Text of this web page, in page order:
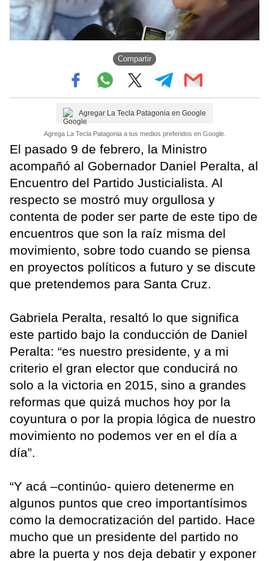
Compartir
Agregar La Tecla Patagonia en Google
Agrega La Tecla Patagonia a tus medios preferidos en Google.
El pasado 9 de febrero, la Ministro
acompañó al Gobernador Daniel Peralta, al
Encuentro del Partido Justicialista. Al
respecto se mostró muy orgullosa y
contenta de poder ser parte de este tipo de
encuentros que son la raíz misma del
movimiento, sobre todo cuando se piensa
en proyectos políticos a futuro y se discute
que pretendemos para Santa Cruz.
Gabriela Peralta, resaltó lo que significa
este partido bajo la conducción de Daniel
Peralta: “es nuestro presidente, y a mi
criterio el gran elector que conducirá no
solo a la victoria en 2015, sino a grandes
reformas que quizá muchos hoy por la
coyuntura o por la propia lógica de nuestro
movimiento no podemos ver en el día a
día”.
“Y acá –continúo- quiero detenerme en
algunos puntos que creo importantísimos
como la democratización del partido. Hace
mucho que un presidente del partido no
abre la puerta y nos deja debatir y exponer